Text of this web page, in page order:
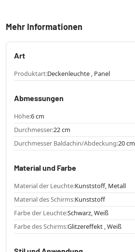
Mehr Informationen
Art
Produktart:Deckenleuchte , Panel
Abmessungen
Höhe:6 cm
Durchmesser:22 cm
Durchmesser Baldachin/Abdeckung:20 cm
Material und Farbe
Material der Leuchte:Kunststoff, Metall
Material des Schirms:Kunststoff
Farbe der Leuchte:Schwarz, Weiß
Farbe des Schirms:Glitzereffekt , Weiß